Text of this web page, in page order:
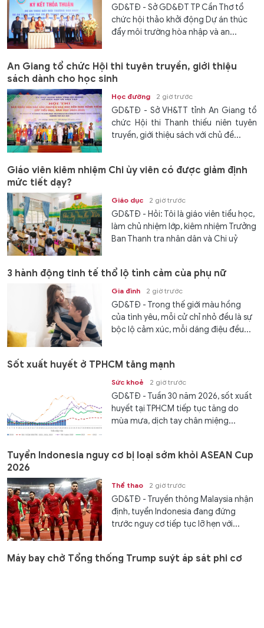
GD&TĐ - Sở GD&ĐT TP Cần Thơ tổ
chức hội thảo khởi động Dự án thúc
đẩy môi trường hòa nhập và an...
An Giang tổ chức Hội thi tuyên truyền, giới thiệu
sách dành cho học sinh
Học đường 2 giờ trước
GD&TĐ - Sở VH&TT tỉnh An Giang tổ
chức Hội thi Thanh thiếu niên tuyên
truyền, giới thiệu sách với chủ đề...
Giáo viên kiêm nhiệm Chi ủy viên có được giảm định
mức tiết dạy?
Giáo dục 2 giờ trước
GD&TĐ - Hỏi: Tôi là giáo viên tiểu học,
làm chủ nhiệm lớp, kiêm nhiệm Trưởng
Ban Thanh tra nhân dân và Chi uỷ
3 hành động tinh tế thổ lộ tình cảm của phụ nữ
Gia đình 2 giờ trước
GD&TĐ - Trong thế giới màu hồng
của tình yêu, mỗi cử chỉ nhỏ đều là sự
bộc lộ cảm xúc, mỗi dáng điệu đều...
Sốt xuất huyết ở TPHCM tăng mạnh
Sức khoẻ 2 giờ trước
GD&TĐ - Tuần 30 năm 2026, sốt xuất
huyết tại TPHCM tiếp tục tăng do
mùa mưa, dịch tay chân miệng...
Tuyển Indonesia nguy cơ bị loại sớm khỏi ASEAN Cup
2026
Thể thao 2 giờ trước
GD&TĐ - Truyền thông Malaysia nhận
định, tuyển Indonesia đang đứng
trước nguy cơ tiếp tục lỡ hẹn với...
Máy bay chở Tổng thống Trump suýt áp sát phi cơ